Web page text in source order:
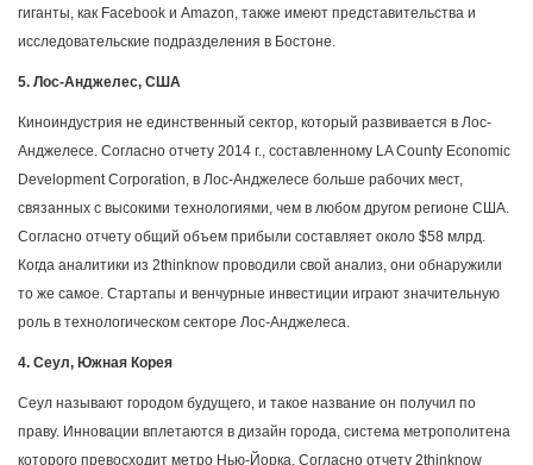
гиганты, как Facebook и Amazon, также имеют представительства и
исследовательские подразделения в Бостоне.
5. Лос-Анджелес, США
Киноиндустрия не единственный сектор, который развивается в Лос-
Анджелесе. Согласно отчету 2014 г., составленному LA County Economic
Development Corporation, в Лос-Анджелесе больше рабочих мест,
связанных с высокими технологиями, чем в любом другом регионе США.
Согласно отчету общий объем прибыли составляет около $58 млрд.
Когда аналитики из 2thinknow проводили свой анализ, они обнаружили
то же самое. Стартапы и венчурные инвестиции играют значительную
роль в технологическом секторе Лос-Анджелеса.
4. Сеул, Южная Корея
Сеул называют городом будущего, и такое название он получил по
праву. Инновации вплетаются в дизайн города, система метрополитена
которого превосходит метро Нью-Йорка. Согласно отчету 2thinknow